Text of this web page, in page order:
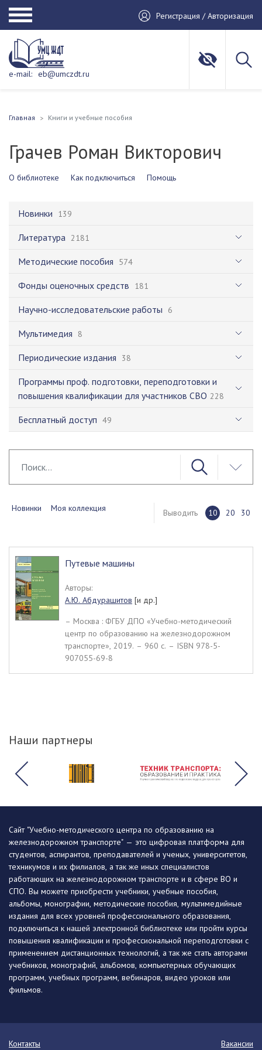
Регистрация / Авторизация
e-mail: eb@umczdt.ru
Главная Книги и учебные пособия
Грачев Роман Викторович
О библиотеке Как подключиться Помощь
Новинки 139
Литература 2181
Методические пособия 574
Фонды оценочных средств 181
Научно-исследовательские работы 6
Мультимедия 8
Периодические издания 38
Программы проф. подготовки, переподготовки и
повышения квалификации для участников СВО 228
Бесплатный доступ 49
Новинки Моя коллекция Выводить 10 20 30
Путевые машины
Авторы:
А.Ю. Абдурашитов [и др.]
– Москва : ФГБУ ДПО «Учебно-методический
центр по образованию на железнодорожном
транспорте», 2019. – 960 c. – ISBN 978-5-
907055-69-8
Наши партнеры
Сайт "Учебно-методического центра по образованию на
железнодорожном транспорте" — это цифровая платформа для
студентов, аспирантов, преподавателей и ученых, университетов,
техникумов и их филиалов, а так же иных специалистов
работающих на железнодорожном транспорте и в сфере ВО и
СПО. Вы можете приобрести учебники, учебные пособия,
альбомы, монографии, методические пособия, мультимедийные
издания для всех уровней профессионального образования,
подключиться к нашей электронной библиотеке или пройти курсы
повышения квалификации и профессиональной переподготовки с
применением дистанционных технологий, а так же стать авторами
учебников, монографий, альбомов, компьютерных обучающих
программ, учебных программ, вебинаров, видео уроков или
фильмов.
Контакты Вакансии